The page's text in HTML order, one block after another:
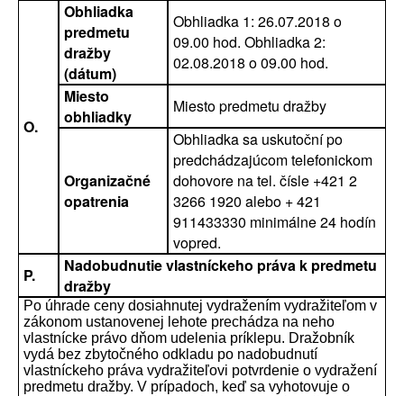
O.
Obhliadka
predmetu
dražby
(dátum)
Obhliadka 1: 26.07.2018 o
09.00 hod. Obhliadka 2:
02.08.2018 o 09.00 hod.
Miesto
obhliadky
Miesto predmetu dražby
Organizačné
opatrenia
Obhliadka sa uskutoční po
predchádzajúcom telefonickom
dohovore na tel. čísle +421 2
3266 1920 alebo + 421
911433330 minimálne 24 hodín
vopred.
P.
Nadobudnutie vlastníckeho práva k predmetu
dražby
Po úhrade ceny dosiahnutej vydražením vydražiteľom v
zákonom ustanovenej lehote prechádza na neho
vlastnícke právo dňom udelenia príklepu. Dražobník
vydá bez zbytočného odkladu po nadobudnutí
vlastníckeho práva vydražiteľovi potvrdenie o vydražení
predmetu dražby. V prípadoch, keď sa vyhotovuje o